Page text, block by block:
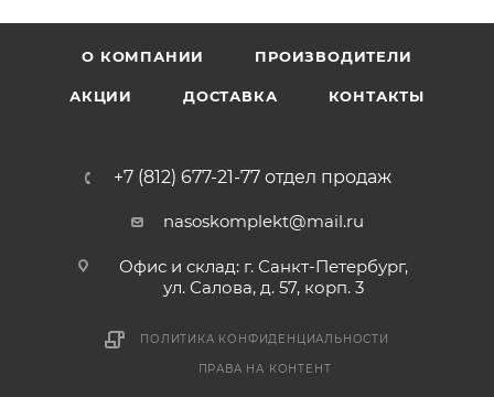
О КОМПАНИИ ПРОИЗВОДИТЕЛИ
АКЦИИ ДОСТАВКА КОНТАКТЫ
+7 (812) 677-21-77 отдел продаж
nasoskomplekt@mail.ru
Офис и склад: г. Санкт-Петербург,
ул. Салова, д. 57, корп. 3
ПОЛИТИКА КОНФИДЕНЦИАЛЬНОСТИ
ПРАВА НА КОНТЕНТ